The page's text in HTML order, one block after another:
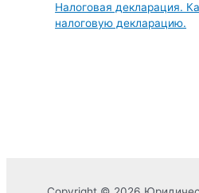
Налоговая декларация.
налоговую декларацию.